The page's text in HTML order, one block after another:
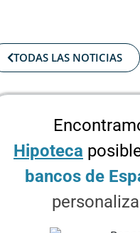
TODAS LAS NOTICIAS
Hipoteca
bancos de